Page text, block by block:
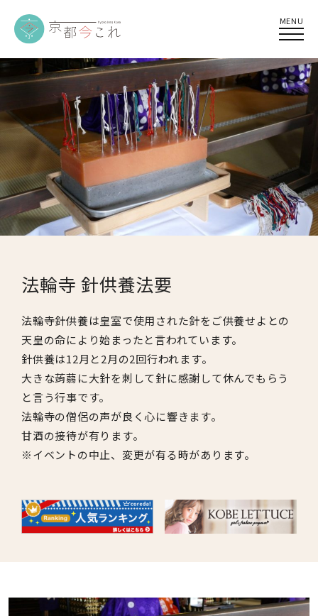
MENU
法輪寺 針供養法要
法輪寺針供養は皇室で使用された針をご供養せよとの
天皇の命により始まったと言われています。
針供養は12月と2月の2回行われます。
大きな蒟蒻に大針を刺して針に感謝して休んでもらう
と言う行事です。
法輪寺の僧侶の声が良く心に響きます。
甘酒の接待が有ります。
※イベントの中止、変更が有る時があります。